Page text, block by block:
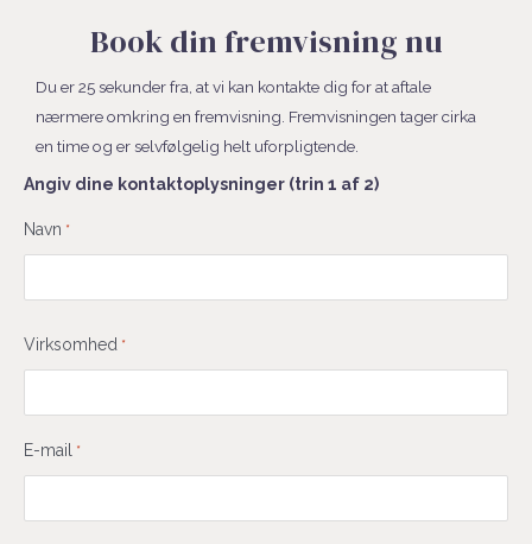
Book din fremvisning nu
Du er 25 sekunder fra, at vi kan kontakte dig for at aftale
nærmere omkring en fremvisning. Fremvisningen tager cirka
en time og er selvfølgelig helt uforpligtende.
Angiv dine kontaktoplysninger (trin 1 af 2)
Navn *
Fornavn
Virksomhed *
E-mail *